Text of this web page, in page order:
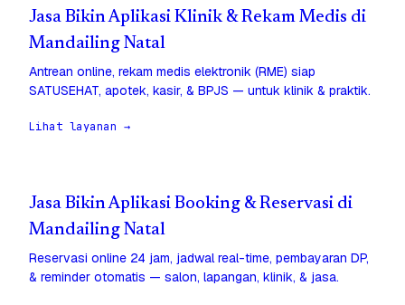
Jasa Bikin Aplikasi Klinik & Rekam Medis di
Mandailing Natal
Antrean online, rekam medis elektronik (RME) siap
SATUSEHAT, apotek, kasir, & BPJS — untuk klinik & praktik.
Lihat layanan →
Jasa Bikin Aplikasi Booking & Reservasi di
Mandailing Natal
Reservasi online 24 jam, jadwal real-time, pembayaran DP,
& reminder otomatis — salon, lapangan, klinik, & jasa.